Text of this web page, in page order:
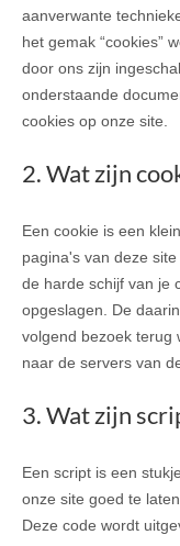
aanverwante
het gemak “cookies”
door ons zijn
onderstaande
cookies op onze site.
2. Wat zijn
Een cookie is een
pagina's van deze
de harde schijf van je
opgeslagen. De
volgend bezoek terug
naar de servers van
3. Wat zijn
Een script is een
onze site goed te
Deze code wordt